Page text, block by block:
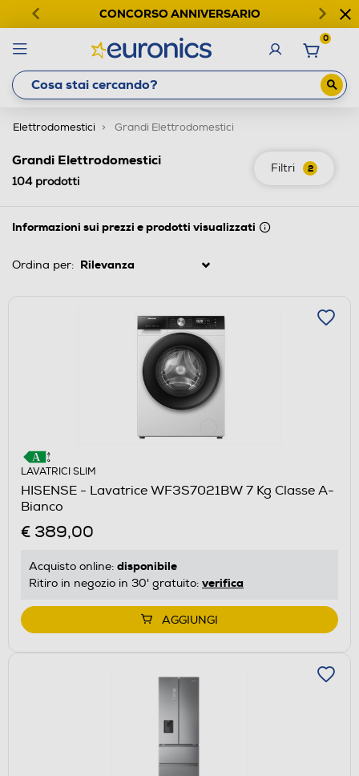
CONCORSO ANNIVERSARIO
0
Elettrodomestici Grandi Elettrodomestici
Filtri 2
Grandi Elettrodomestici
104prodotti
Informazioni sui prezzi e prodotti visualizzati
Ordina per:
LAVATRICI SLIM
HISENSE - Lavatrice WF3S7021BW 7 Kg Classe A-
Bianco
€ 389,00
Acquisto online: disponibile
Ritiro in negozio in 30' gratuito: verifica
AGGIUNGI